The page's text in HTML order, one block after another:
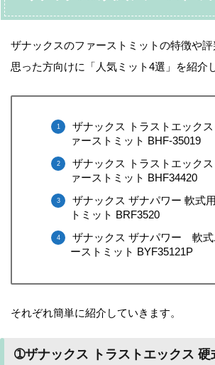
ザナックスのファーストミットの特徴や
思った方向けに「人気ミット4選」を紹介
ザナックス トラストエック
ァーストミット BHF-35019
ザナックス トラストエック
ァーストミット BHF34420
ザナックス ザナパワー 軟式
トミット BRF3520
ザナックス ザナパワー 軟式
ーストミット BYF35121P
それぞれ簡単に紹介していきます。
➀ザナックス トラストエックス 硬